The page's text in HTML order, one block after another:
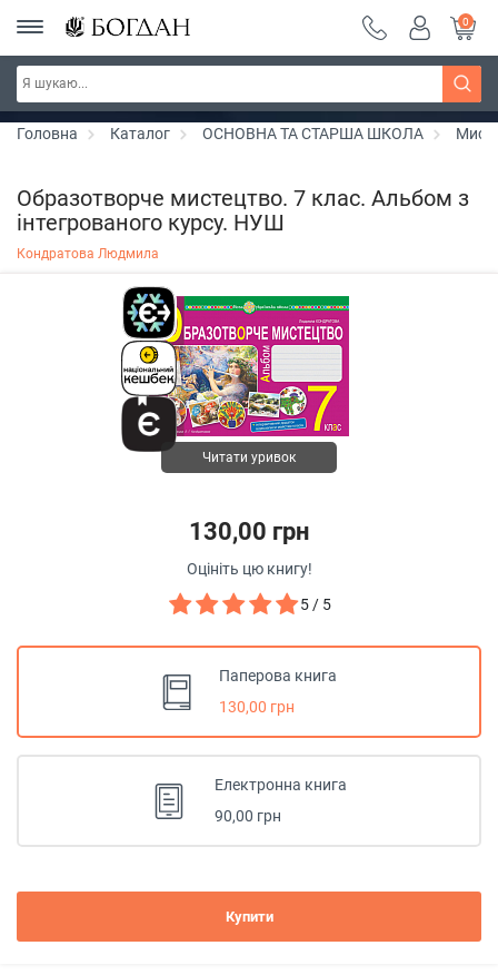
РОЗПРОДАЖ ~ 150 грн ~ 200 грн ~ 250 грн ~
300 грн ~ РОЗПРОДАЖ
Дізнатись більше
0
Головна Каталог ОСНОВНА ТА СТАРША ШКОЛА
Образотворче мистецтво. 7 клас. Альбом з
інтегрованого курсу. НУШ
Кондратова Людмила
Читати уривок
130,00 грн
Оцініть цю книгу!
5 / 5
Паперова книга
130,00 грн
Електронна книга
90,00 грн
Купити